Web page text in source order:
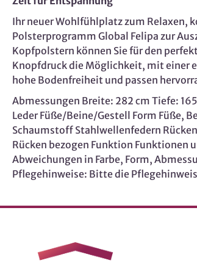
Ihr neuer Wohlfühlplatz zum Relaxen,
Polsterprogramm Global Felipa zur
Kopfpolstern können Sie für den
Knopfdruck die Möglichkeit, mit einer
hohe Bodenfreiheit und passen
Abmessungen Breite: 282 cm Tiefe:
Leder Füße/Beine/Gestell Form Füße,
Schaumstoff Stahlwellenfedern
Rücken bezogen Funktion Funktionen
Abweichungen in Farbe, Form,
Pflegehinweise: Bitte die